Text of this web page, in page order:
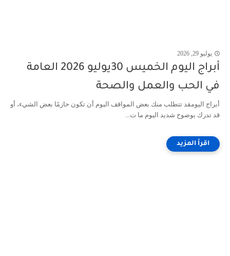
يوليو 29, 2026
أبراج اليوم الخميس 30يوليو 2026 العامة
في الحب والعمل والصحة
أبراج اليومقد تتطلب منك بعض المواقف اليوم أن تكون حازمًا بعض الشيء، أو
قد تدرك بوضوح شديد اليوم ما ت...